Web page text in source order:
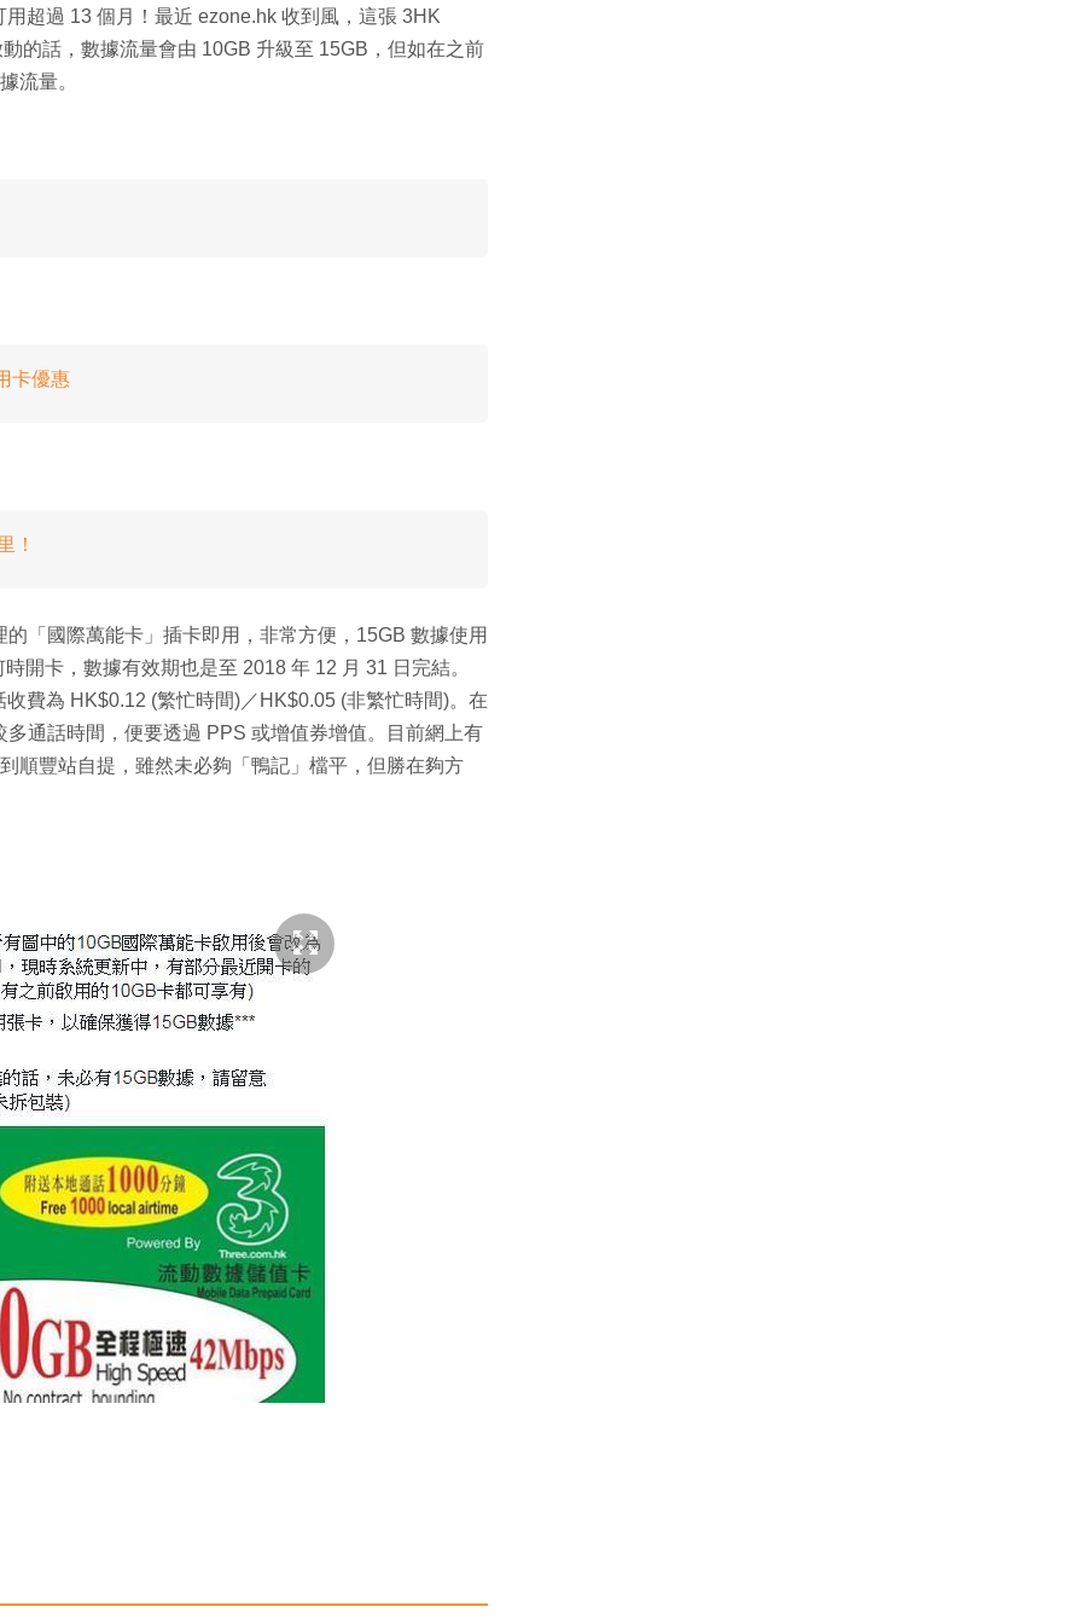
超過 13 個月！最近 ezone.hk 收到風，這張 3HK
的話，數據流量會由 10GB 升級至 15GB，但如在之前
流量。
卡優惠
！
「國際萬能卡」插卡即用，非常方便，15GB 數據使用
開卡，數據有效期也是至 2018 年 12 月 31 日完結。
費為 HK$0.12 (繁忙時間)／HK$0.05 (非繁忙時間)。在
通話時間，便要透過 PPS 或增值券增值。目前網上有
順豐站自提，雖然未必夠「鴨記」檔平，但勝在夠方